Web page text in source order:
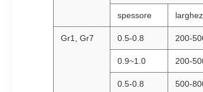
spessore
Gr1, Gr7 0.5-0.8 200-
0.9~1.0 200-
0.5-0.8 500-